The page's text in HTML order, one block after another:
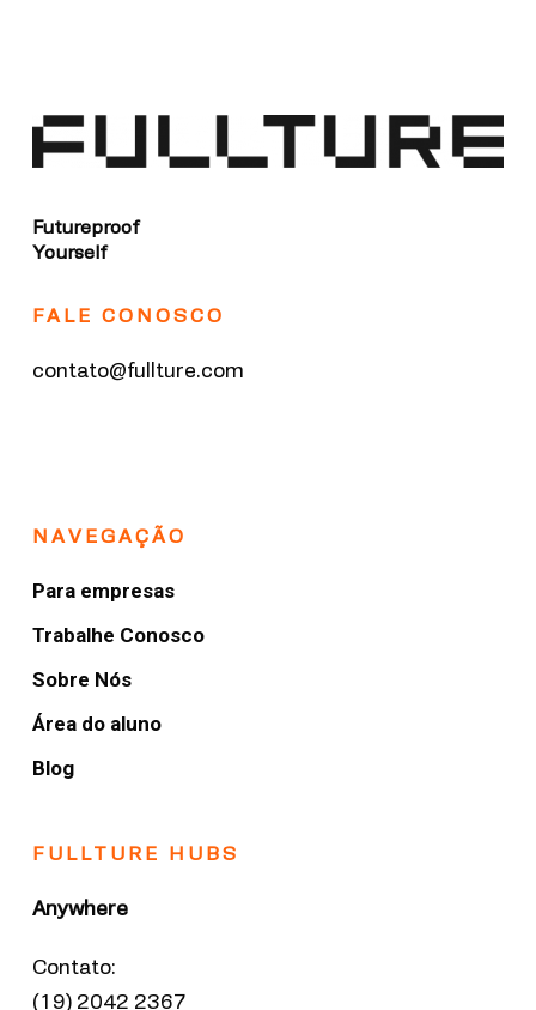
Futureproof
Yourself
FALE CONOSCO
contato@fullture.com
NAVEGAÇÃO
Para empresas
Trabalhe Conosco
Sobre Nós
Área do aluno
Blog
FULLTURE HUBS
Anywhere
Contato:
(19) 2042 2367